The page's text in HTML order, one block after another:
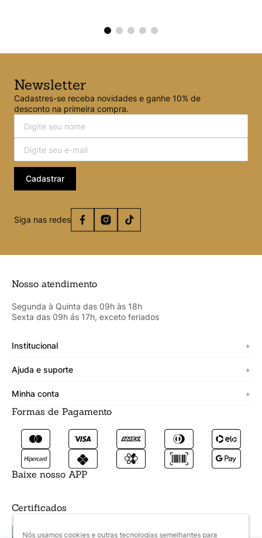
Nós usamos cookies e outras tecnologias semelhantes para
Newsletter
Cadastres-se receba novidades e ganhe 10% de
desconto na primeira compra.
Cadastrar
Siga nas redes
Nosso atendimento
Segunda à Quinta das 09h às 18h
Sexta das 09h ás 17h, exceto feriados
Institucional +
Sobre a Cicero
Fale conosco
Ajuda e suporte +
Termos de uso
Política de segurança
Prazos de entrega
Formas de pagamento
Minha conta +
Meus Dados
Meus Pedidos
Meus Favoritos
Formas de Pagamento
Baixe nosso APP
Certificados